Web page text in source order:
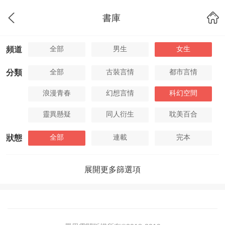
書庫
頻道 全部 男生 女生
分類 全部 古裝言情 都市言情
浪漫青春 幻想言情 科幻空間
靈異懸疑 同人衍生 耽美百合
狀態 全部 連載 完本
展開更多篩選項